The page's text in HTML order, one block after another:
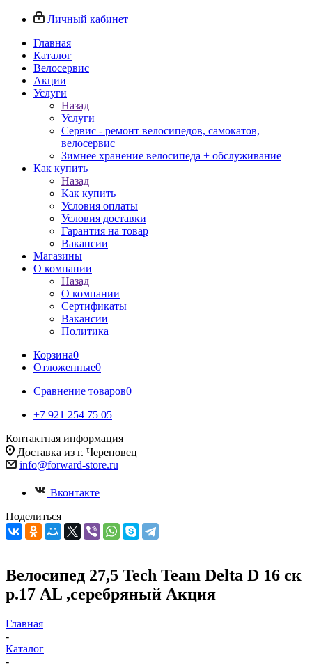
Личный кабинет
Главная
Каталог
Велосервис
Акции
Услуги
Назад
Услуги
Сервис - ремонт велосипедов, самокатов,
велосервис
Зимнее хранение велосипеда + обслуживание
Как купить
Назад
Как купить
Условия оплаты
Условия доставки
Гарантия на товар
Вакансии
Магазины
О компании
Назад
О компании
Сертификаты
Вакансии
Политика
Корзина0
Отложенные0
Сравнение товаров0
+7 921 254 75 05
Контактная информация
Доставка из г. Череповец
info@forward-store.ru
Вконтакте
Поделиться
Велосипед 27,5 Tech Team Delta D 16 ск
р.17 AL ,серебряный Акция
Главная
-
Каталог
-